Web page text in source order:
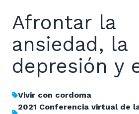
Afrontar la
ansiedad, la
depresión y
Vivir con cordoma
2021 Conferencia virtual de